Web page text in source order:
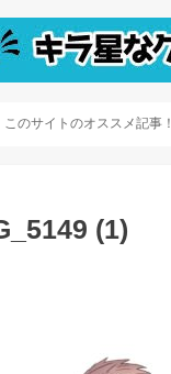
このサイトのオススメ記事！
(1)